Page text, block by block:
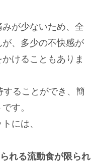
が少ないため、全
、多少の不快感が
けることもありま
ることができ、簡
す。
には、
れる流動食が限られ